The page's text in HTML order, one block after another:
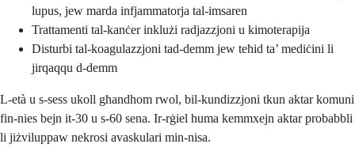
lupus, jew marda infjammatorja tal-imsaren
Trattamenti tal-kanċer inklużi radjazzjoni u kimoterapija
Disturbi tal-koagulazzjoni tad-demm jew teħid ta’ mediċini li
jirqaqqu d-demm
L-età u s-sess ukoll għandhom rwol, bil-kundizzjoni tkun aktar komuni
fin-nies bejn it-30 u s-60 sena. Ir-rġiel huma kemmxejn aktar probabbli
li jiżviluppaw nekrosi avaskulari min-nisa.